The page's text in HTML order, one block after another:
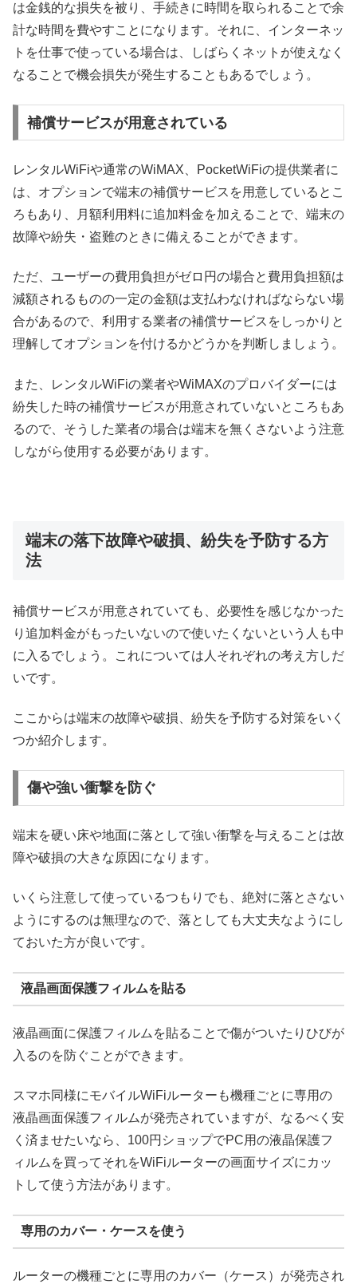
は金銭的な損失を被り、手続きに時間を取られることで余
計な時間を費やすことになります。それに、インターネッ
トを仕事で使っている場合は、しばらくネットが使えなく
なることで機会損失が発生することもあるでしょう。
補償サービスが用意されている
レンタルWiFiや通常のWiMAX、PocketWiFiの提供業者に
は、オプションで端末の補償サービスを用意しているとこ
ろもあり、月額利用料に追加料金を加えることで、端末の
故障や紛失・盗難のときに備えることができます。
ただ、ユーザーの費用負担がゼロ円の場合と費用負担額は
減額されるものの一定の金額は支払わなければならない場
合があるので、利用する業者の補償サービスをしっかりと
理解してオプションを付けるかどうかを判断しましょう。
また、レンタルWiFiの業者やWiMAXのプロバイダーには
紛失した時の補償サービスが用意されていないところもあ
るので、そうした業者の場合は端末を無くさないよう注意
しながら使用する必要があります。
端末の落下故障や破損、紛失を予防する方
法
補償サービスが用意されていても、必要性を感じなかった
り追加料金がもったいないので使いたくないという人も中
に入るでしょう。これについては人それぞれの考え方しだ
いです。
ここからは端末の故障や破損、紛失を予防する対策をいく
つか紹介します。
傷や強い衝撃を防ぐ
端末を硬い床や地面に落として強い衝撃を与えることは故
障や破損の大きな原因になります。
いくら注意して使っているつもりでも、絶対に落とさない
ようにするのは無理なので、落としても大丈夫なようにし
ておいた方が良いです。
液晶画面保護フィルムを貼る
液晶画面に保護フィルムを貼ることで傷がついたりひびが
入るのを防ぐことができます。
スマホ同様にモバイルWiFiルーターも機種ごとに専用の
液晶画面保護フィルムが発売されていますが、なるべく安
く済ませたいなら、100円ショップでPC用の液晶保護フ
ィルムを買ってそれをWiFiルーターの画面サイズにカッ
トして使う方法があります。
専用のカバー・ケースを使う
ルーターの機種ごとに専用のカバー（ケース）が発売され